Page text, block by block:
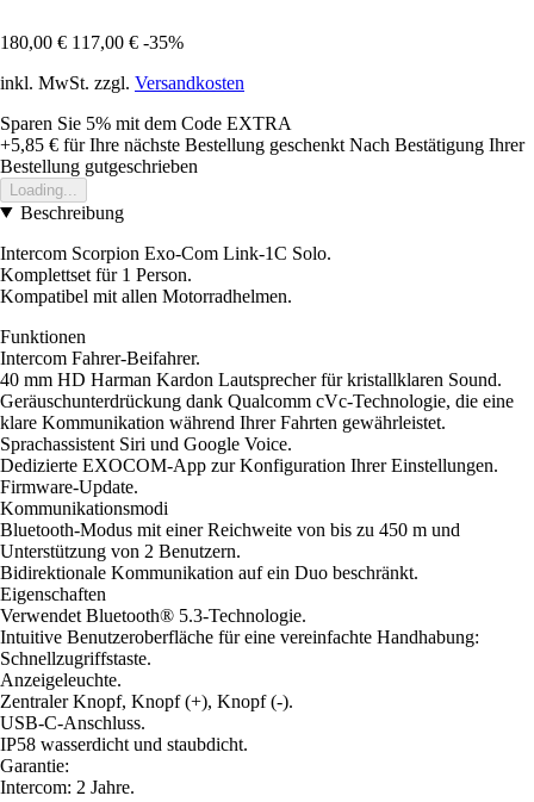
180,00 € 117,00 € -35%
inkl. MwSt. zzgl. Versandkosten
Sparen Sie 5% mit dem Code EXTRA
+5,85 € für Ihre nächste Bestellung geschenkt Nach Bestätigung Ihrer
Bestellung gutgeschrieben
Loading...
Beschreibung
Intercom Scorpion Exo-Com Link-1C Solo.
Komplettset für 1 Person.
Kompatibel mit allen Motorradhelmen.
Funktionen
Intercom Fahrer-Beifahrer.
40 mm HD Harman Kardon Lautsprecher für kristallklaren Sound.
Geräuschunterdrückung dank Qualcomm cVc-Technologie, die eine
klare Kommunikation während Ihrer Fahrten gewährleistet.
Sprachassistent Siri und Google Voice.
Dedizierte EXOCOM-App zur Konfiguration Ihrer Einstellungen.
Firmware-Update.
Kommunikationsmodi
Bluetooth-Modus mit einer Reichweite von bis zu 450 m und
Unterstützung von 2 Benutzern.
Bidirektionale Kommunikation auf ein Duo beschränkt.
Eigenschaften
Verwendet Bluetooth® 5.3-Technologie.
Intuitive Benutzeroberfläche für eine vereinfachte Handhabung:
Schnellzugriffstaste.
Anzeigeleuchte.
Zentraler Knopf, Knopf (+), Knopf (-).
USB-C-Anschluss.
IP58 wasserdicht und staubdicht.
Garantie:
Intercom: 2 Jahre.